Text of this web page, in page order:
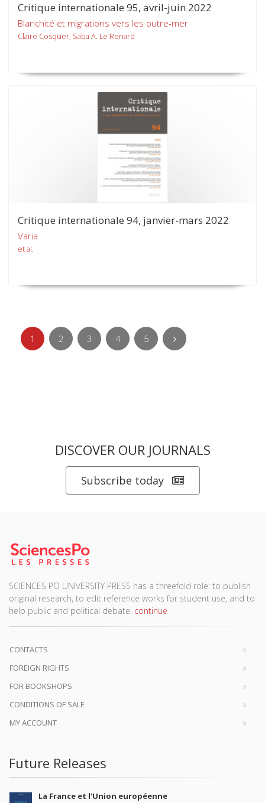
Critique internationale 95, avril-juin 2022
Blanchité et migrations vers les outre-mer
Claire Cosquer, Saba A. Le Renard
Critique internationale 94, janvier-mars 2022
Varia
et al.
1 2 3 4 5
DISCOVER OUR JOURNALS
Subscribe today
SCIENCES PO UNIVERSITY PRESS has a threefold role: to publish
original research, to edit reference works for student use, and to
help public and political debate. continue
CONTACTS
FOREIGN RIGHTS
FOR BOOKSHOPS
CONDITIONS OF SALE
MY ACCOUNT
Future Releases
La France et l'Union européenne